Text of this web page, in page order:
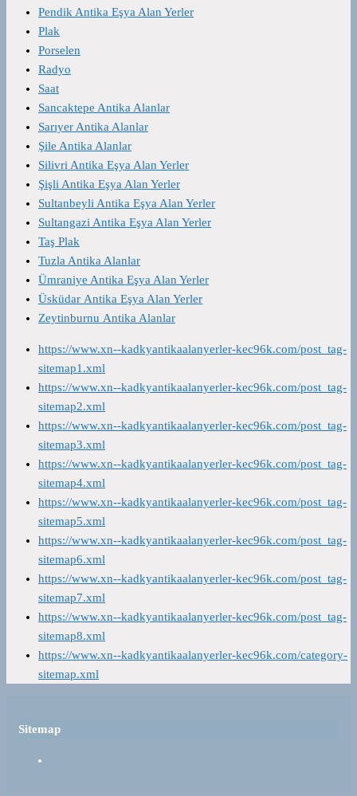
Pendik Antika Eşya Alan Yerler
Plak
Porselen
Radyo
Saat
Sancaktepe Antika Alanlar
Sarıyer Antika Alanlar
Şile Antika Alanlar
Silivri Antika Eşya Alan Yerler
Şişli Antika Eşya Alan Yerler
Sultanbeyli Antika Eşya Alan Yerler
Sultangazi Antika Eşya Alan Yerler
Taş Plak
Tuzla Antika Alanlar
Ümraniye Antika Eşya Alan Yerler
Üsküdar Antika Eşya Alan Yerler
Zeytinburnu Antika Alanlar
https://www.xn--kadkyantikaalanyerler-kec96k.com/post_tag-
sitemap1.xml
https://www.xn--kadkyantikaalanyerler-kec96k.com/post_tag-
sitemap2.xml
https://www.xn--kadkyantikaalanyerler-kec96k.com/post_tag-
sitemap3.xml
https://www.xn--kadkyantikaalanyerler-kec96k.com/post_tag-
sitemap4.xml
https://www.xn--kadkyantikaalanyerler-kec96k.com/post_tag-
sitemap5.xml
https://www.xn--kadkyantikaalanyerler-kec96k.com/post_tag-
sitemap6.xml
https://www.xn--kadkyantikaalanyerler-kec96k.com/post_tag-
sitemap7.xml
https://www.xn--kadkyantikaalanyerler-kec96k.com/post_tag-
sitemap8.xml
https://www.xn--kadkyantikaalanyerler-kec96k.com/category-
sitemap.xml
Sitemap